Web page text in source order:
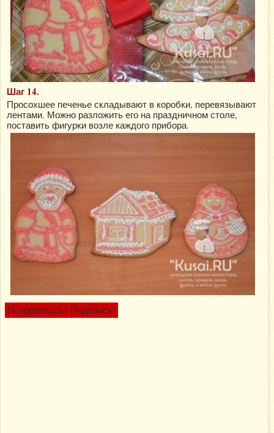
Шаг 14.
Просохшее печенье складывают в коробки, перевязывают
лентами. Можно разложить его на праздничном столе,
поставить фигурки возле каждого прибора.
Понравилось? Поделись!